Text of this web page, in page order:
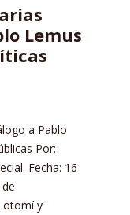
Lemus
a Pablo
Por:
Fecha: 16
otomí y